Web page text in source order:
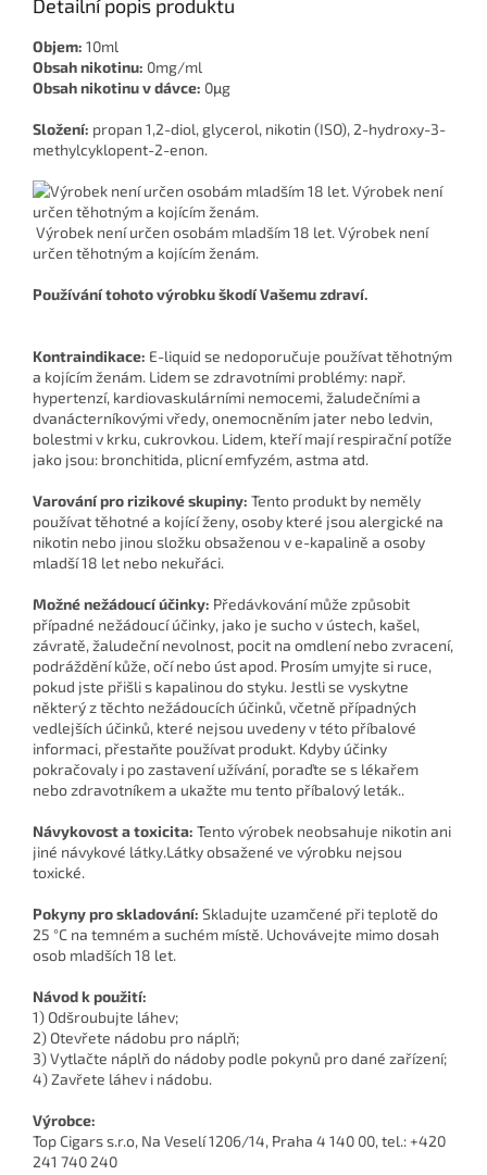
Detailní popis produktu
Objem: 10ml
Obsah nikotinu: 0mg/ml
Obsah nikotinu v dávce: 0μg
Složení: propan 1,2-diol, glycerol, nikotin (ISO), 2-hydroxy-3-
methylcyklopent-2-enon.
Výrobek není určen osobám mladším 18 let. Výrobek není
určen těhotným a kojícím ženám.
Používání tohoto výrobku škodí Vašemu zdraví.
Kontraindikace: E-liquid se nedoporučuje používat těhotným
a kojícím ženám. Lidem se zdravotními problémy: např.
hypertenzí, kardiovaskulárními nemocemi, žaludečními a
dvanácterníkovými vředy, onemocněním jater nebo ledvin,
bolestmi v krku, cukrovkou. Lidem, kteří mají respirační potíže
jako jsou: bronchitida, plicní emfyzém, astma atd.
Varování pro rizikové skupiny: Tento produkt by neměly
používat těhotné a kojící ženy, osoby které jsou alergické na
nikotin nebo jinou složku obsaženou v e-kapalině a osoby
mladší 18 let nebo nekuřáci.
Možné nežádoucí účinky: Předávkování může způsobit
případné nežádoucí účinky, jako je sucho v ústech, kašel,
závratě, žaludeční nevolnost, pocit na omdlení nebo zvracení,
podráždění kůže, očí nebo úst apod. Prosím umyjte si ruce,
pokud jste přišli s kapalinou do styku. Jestli se vyskytne
některý z těchto nežádoucích účinků, včetně případných
vedlejších účinků, které nejsou uvedeny v této příbalové
informaci, přestaňte používat produkt. Kdyby účinky
pokračovaly i po zastavení užívání, poraďte se s lékařem
nebo zdravotníkem a ukažte mu tento příbalový leták..
Návykovost a toxicita: Tento výrobek neobsahuje nikotin ani
jiné návykové látky.Látky obsažené ve výrobku nejsou
toxické.
Pokyny pro skladování: Skladujte uzamčené při teplotě do
25 °C na temném a suchém místě. Uchovávejte mimo dosah
osob mladších 18 let.
Návod k použití:
1) Odšroubujte láhev;
2) Otevřete nádobu pro náplň;
3) Vytlačte náplň do nádoby podle pokynů pro dané zařízení;
4) Zavřete láhev i nádobu.
Výrobce:
Top Cigars s.r.o, Na Veselí 1206/14, Praha 4 140 00, tel.: +420
241 740 240